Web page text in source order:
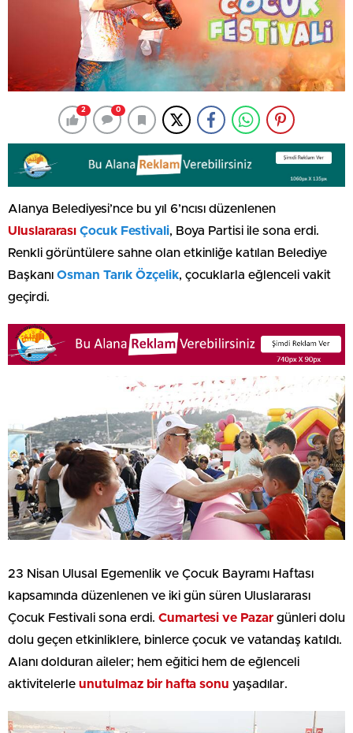
2 0
Alanya Belediyesi’nce bu yıl 6’ncısı düzenlenen
Uluslararası Çocuk Festivali, Boya Partisi ile sona erdi.
Renkli görüntülere sahne olan etkinliğe katılan Belediye
Başkanı Osman Tarık Özçelik, çocuklarla eğlenceli vakit
geçirdi.
23 Nisan Ulusal Egemenlik ve Çocuk Bayramı Haftası
kapsamında düzenlenen ve iki gün süren Uluslararası
Çocuk Festivali sona erdi. Cumartesi ve Pazar günleri dolu
dolu geçen etkinliklere, binlerce çocuk ve vatandaş katıldı.
Alanı dolduran aileler; hem eğitici hem de eğlenceli
aktivitelerle unutulmaz bir hafta sonu yaşadılar.